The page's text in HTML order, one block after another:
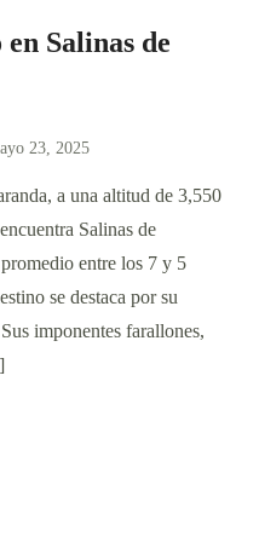
Salinas de
23, 2025
a una altitud de 3,550
Salinas de
entre los 7 y 5
se destaca por su
imponentes farallones,